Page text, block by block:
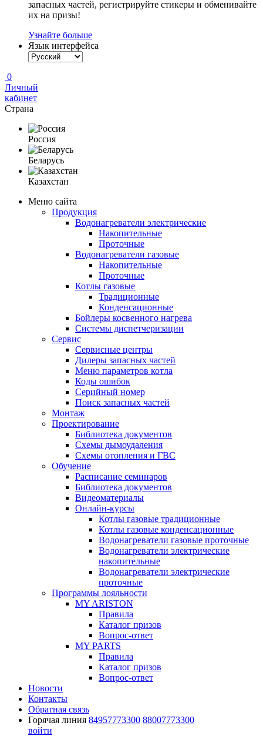
запасных частей, регистрируйте стикеры и обменивайте
их на призы!
Узнайте больше
Язык интерфейса
0
Личный
кабинет
Страна
Россия
Беларусь
Казахстан
Меню сайта
Продукция
Водонагреватели электрические
Накопительные
Проточные
Водонагреватели газовые
Накопительные
Проточные
Котлы газовые
Традиционные
Конденсационные
Бойлеры косвенного нагрева
Системы диспетчеризации
Сервис
Сервисные центры
Дилеры запасных частей
Меню параметров котла
Коды ошибок
Серийный номер
Поиск запасных частей
Монтаж
Проектирование
Библиотека документов
Схемы дымоудаления
Схемы отопления и ГВС
Обучение
Расписание семинаров
Библиотека документов
Видеоматериалы
Онлайн-курсы
Котлы газовые традиционные
Котлы газовые конденсационные
Водонагреватели газовые проточные
Водонагреватели электрические
накопительные
Водонагреватели электрические
проточные
Программы лояльности
MY ARISTON
Правила
Каталог призов
Вопрос-ответ
MY PARTS
Правила
Каталог призов
Вопрос-ответ
Новости
Контакты
Обратная связь
Горячая линия 84957773300 88007773300
войти